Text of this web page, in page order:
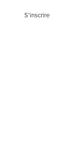
S'inscrire